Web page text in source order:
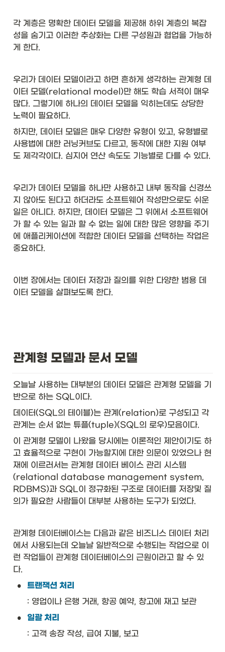
각 계층은 명확한 데이터 모델을 제공해 하위 계층의 복잡
성을 숨기고 이러한 추상화는 다른 구성원과 협업을 가능하
게 한다.
우리가 데이터 모델이라고 하면 흔하게 생각하는 관계형 데
이터 모델(relational model)만 해도 학습 서적이 매우
많다. 그렇기에 하나의 데이터 모델을 익히는데도 상당한
노력이 필요하다.
하지만, 데이터 모델은 매우 다양한 유형이 있고, 유형별로
사용법에 대한 러닝커브도 다르고, 동작에 대한 지원 여부
우리가 데이터 모델을 하나만 사용하고 내부 동작을 신경쓰
지 않아도 된다고 하더라도 소프트웨어 작성만으로도 쉬운
일은 아니다. 하지만, 데이터 모델은 그 위에서 소프트웨어
가 할 수 있는 일과 할 수 없는 일에 대한 많은 영향을 주기
에 애플리케이션에 적합한 데이터 모델을 선택하는 작업은
중요하다.
이번 장에서는 데이터 저장과 질의를 위한 다양한 범용 데
이터 모델을 살펴보도록 한다.
관계형 모델과 문서 모델
오늘날 사용하는 대부분의 데이터 모델은 관계형 모델을 기
반으로 하는 SQL이다.
데이터(SQL의 테이블)는 관계(relation)로 구성되고 각
관계는 순서 없는 튜플(tuple)(SQL의 로우)모음이다.
이 관계형 모델이 나왔을 당시에는 이론적인 제안이기도 하
고 효율적으로 구현이 가능할지에 대한 의문이 있었으나 현
재에 이르러서는 관계형 데이터 베이스 관리 시스템
(relational database management system,
RDBMS)과 SQL이 정규화된 구조로 데이터를 저장및 질
의가 필요한 사람들이 대부분 사용하는 도구가 되었다.
관계형 데이터베이스는 다음과 같은 비즈니스 데이터 처리
에서 사용되는데 오늘날 일반적으로 수행되는 작업으로 이
런 작업들이 관계형 데이터베이스의 근원이라고 할 수 있
다.
• 트랜잭션 처리
: 영업이나 은행 거래, 항공 예약, 창고에 재고 보관
• 일괄 처리
: 고객 송장 작성, 급여 지불, 보고